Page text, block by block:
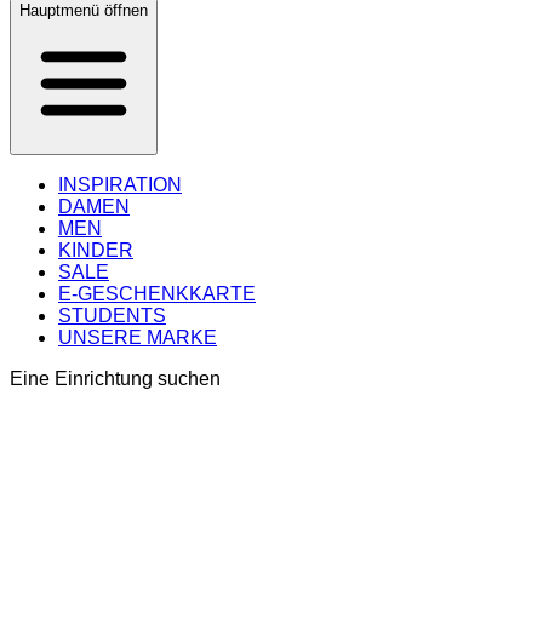
Hauptmenü öffnen
INSPIRATION
DAMEN
MEN
KINDER
SALE
E-GESCHENKKARTE
STUDENTS
UNSERE MARKE
Eine Einrichtung suchen